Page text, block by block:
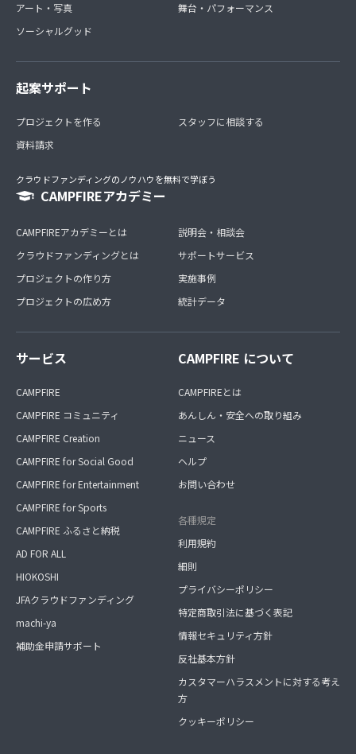
アート・写真
ソーシャルグッド
舞台・パフォーマンス
起案サポート
プロジェクトを作る
資料請求
スタッフに相談する
クラウドファンディングのノウハウを無料で学ぼう
CAMPFIREアカデミー
CAMPFIREアカデミーとは
クラウドファンディングとは
プロジェクトの作り方
プロジェクトの広め方
説明会・相談会
サポートサービス
実施事例
統計データ
サービス
CAMPFIRE
CAMPFIRE コミュニティ
CAMPFIRE Creation
CAMPFIRE for Social Good
CAMPFIRE for Entertainment
CAMPFIRE for Sports
CAMPFIRE ふるさと納税
AD FOR ALL
HIOKOSHI
JFAクラウドファンディング
machi-ya
補助金申請サポート
CAMPFIRE について
CAMPFIREとは
あんしん・安全への取り組み
ニュース
ヘルプ
お問い合わせ
各種規定
利用規約
細則
プライバシーポリシー
特定商取引法に基づく表記
情報セキュリティ方針
反社基本方針
カスタマーハラスメントに対する考え
方
クッキーポリシー